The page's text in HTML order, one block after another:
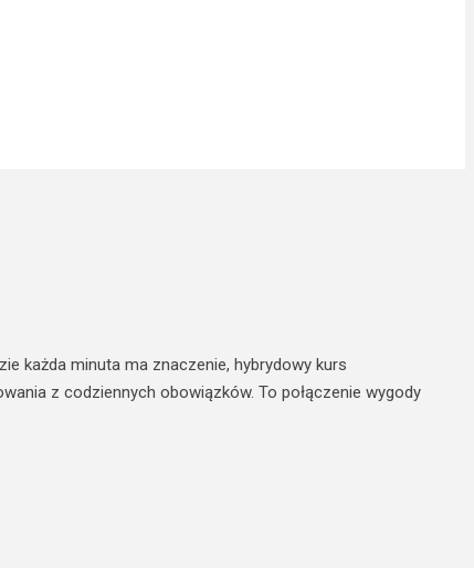
każda minuta ma znaczenie, hybrydowy kurs
z codziennych obowiązków. To połączenie wygody